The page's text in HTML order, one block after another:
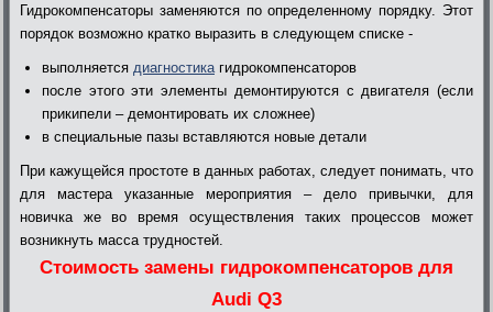
Гидрокомпенсаторы заменяются по определенному порядку. Этот
порядок возможно кратко выразить в следующем списке -
выполняется диагностика гидрокомпенсаторов
после этого эти элементы демонтируются с двигателя (если
прикипели – демонтировать их сложнее)
в специальные пазы вставляются новые детали
При кажущейся простоте в данных работах, следует понимать, что
для мастера указанные мероприятия – дело привычки, для
новичка же во время осуществления таких процессов может
возникнуть масса трудностей.
Стоимость замены гидрокомпенсаторов для
Audi Q3